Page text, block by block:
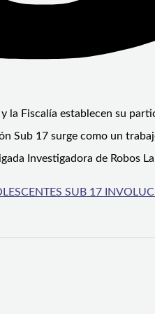
la Fiscalía establecen su
Sub 17 surge como un
Investigadora de Robos
SUB 17